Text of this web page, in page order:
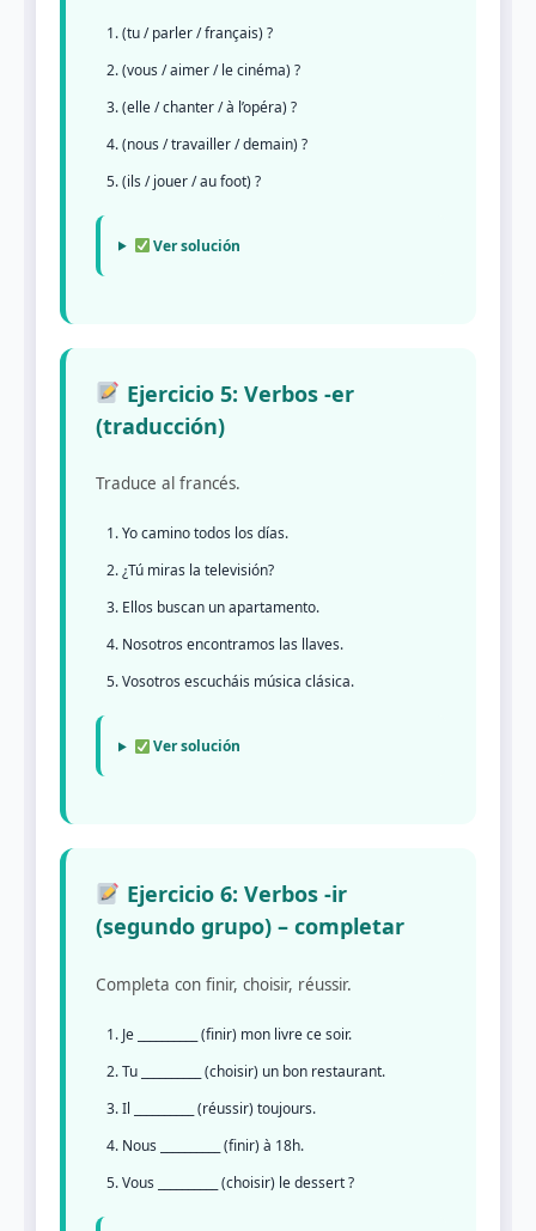
(tu / parler / français) ?
(vous / aimer / le cinéma) ?
(elle / chanter / à l’opéra) ?
(nous / travailler / demain) ?
(ils / jouer / au foot) ?
Ver solución
Ejercicio 5: Verbos -er
(traducción)
Traduce al francés.
Yo camino todos los días.
¿Tú miras la televisión?
Ellos buscan un apartamento.
Nosotros encontramos las llaves.
Vosotros escucháis música clásica.
Ver solución
Ejercicio 6: Verbos -ir
(segundo grupo) – completar
Completa con finir, choisir, réussir.
Je __________ (finir) mon livre ce soir.
Tu __________ (choisir) un bon restaurant.
Il __________ (réussir) toujours.
Nous __________ (finir) à 18h.
Vous __________ (choisir) le dessert ?